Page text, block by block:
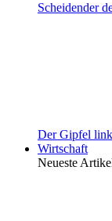
Scheidender
Der Gipfel
Wirtschaft
Neueste